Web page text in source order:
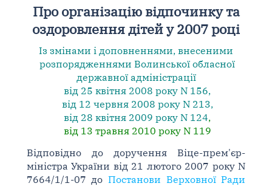
Про організацію відпочинку та
оздоровлення дітей у 2007 році
Із змінами і доповненнями, внесеними
розпорядженнями Волинської обласної
державної адміністрації
від 25 квітня 2008 року N 156,
від 12 червня 2008 року N 213,
від 28 квітня 2009 року N 124,
від 13 травня 2010 року N 119
Відповідно до доручення Віце-прем'єр-
міністра України від 21 лютого 2007 року N
7664/1/1-07 до Постанови Верховної Ради